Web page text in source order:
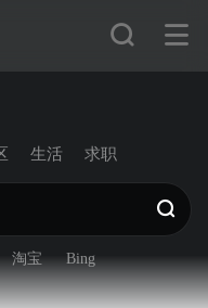
生活 求职
淘宝 Bing